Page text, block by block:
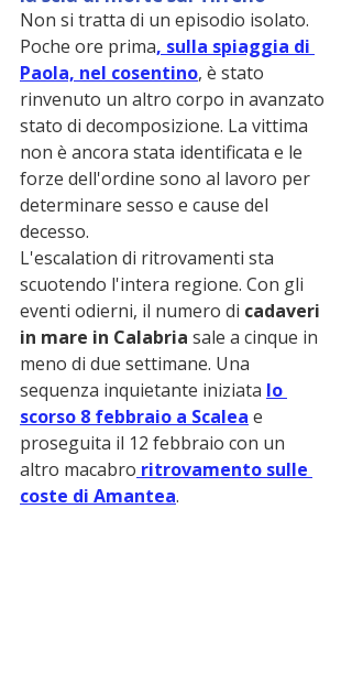
Non si tratta di un episodio isolato.
Poche ore prima, sulla spiaggia di
Paola, nel cosentino, è stato
rinvenuto un altro corpo in avanzato
stato di decomposizione. La vittima
non è ancora stata identificata e le
forze dell'ordine sono al lavoro per
determinare sesso e cause del
decesso.
L'escalation di ritrovamenti sta
scuotendo l'intera regione. Con gli
eventi odierni, il numero di cadaveri
in mare in Calabria sale a cinque in
meno di due settimane. Una
sequenza inquietante iniziata lo
scorso 8 febbraio a Scalea e
proseguita il 12 febbraio con un
altro macabro ritrovamento sulle
coste di Amantea.